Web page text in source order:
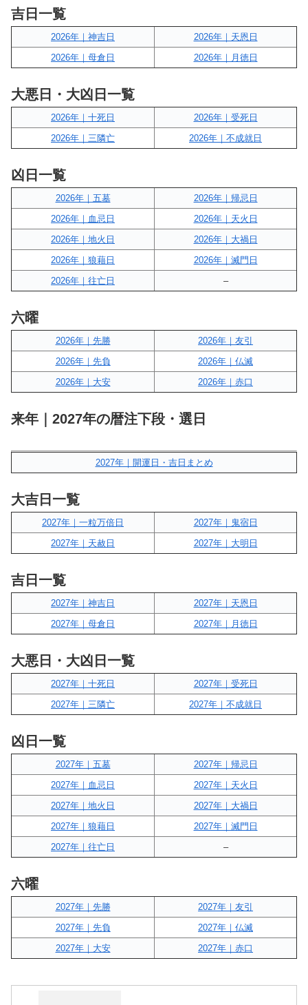
吉日一覧
2026年｜神吉日
2026年｜天恩日
2026年｜母倉日
2026年｜月徳日
大悪日・大凶日一覧
2026年｜十死日
2026年｜受死日
2026年｜三隣亡
2026年｜不成就日
凶日一覧
2026年｜五墓
2026年｜帰忌日
2026年｜血忌日
2026年｜天火日
2026年｜地火日
2026年｜大禍日
2026年｜狼藉日
2026年｜滅門日
2026年｜往亡日
–
六曜
2026年｜先勝
2026年｜友引
2026年｜先負
2026年｜仏滅
2026年｜大安
2026年｜赤口
来年｜2027年の暦注下段・選日
2027年｜開運日・吉日まとめ
大吉日一覧
2027年｜一粒万倍日
2027年｜鬼宿日
2027年｜天赦日
2027年｜大明日
吉日一覧
2027年｜神吉日
2027年｜天恩日
2027年｜母倉日
2027年｜月徳日
大悪日・大凶日一覧
2027年｜十死日
2027年｜受死日
2027年｜三隣亡
2027年｜不成就日
凶日一覧
2027年｜五墓
2027年｜帰忌日
2027年｜血忌日
2027年｜天火日
2027年｜地火日
2027年｜大禍日
2027年｜狼藉日
2027年｜滅門日
2027年｜往亡日
–
六曜
2027年｜先勝
2027年｜友引
2027年｜先負
2027年｜仏滅
2027年｜大安
2027年｜赤口